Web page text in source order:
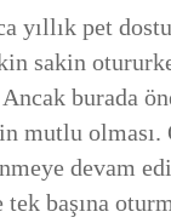
yıllık pet
sakin
burada
mutlu olması.
devam
başına